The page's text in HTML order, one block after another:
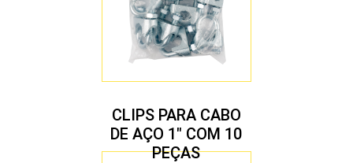
CLIPS PARA CABO
DE AÇO 1″ COM 10
PEÇAS